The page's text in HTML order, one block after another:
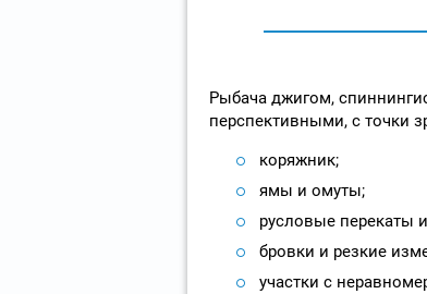
Рыбача джигом,
перспективными, с точки
коряжник;
ямы и омуты;
русловые перекаты
бровки и резкие
участки с